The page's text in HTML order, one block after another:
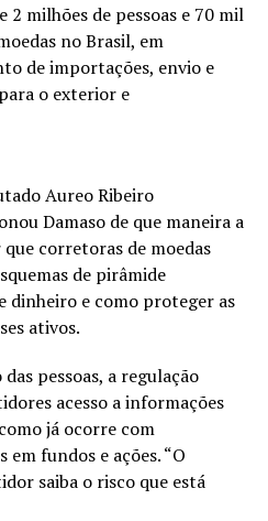
2 milhões de pessoas e 70 mil
no Brasil, em
de importações, envio e
o exterior e
Aureo Ribeiro
Damaso de que maneira a
corretoras de moedas
de pirâmide
dinheiro e como proteger as
ativos.
pessoas, a regulação
acesso a informações
já ocorre com
fundos e ações. “O
saiba o risco que está